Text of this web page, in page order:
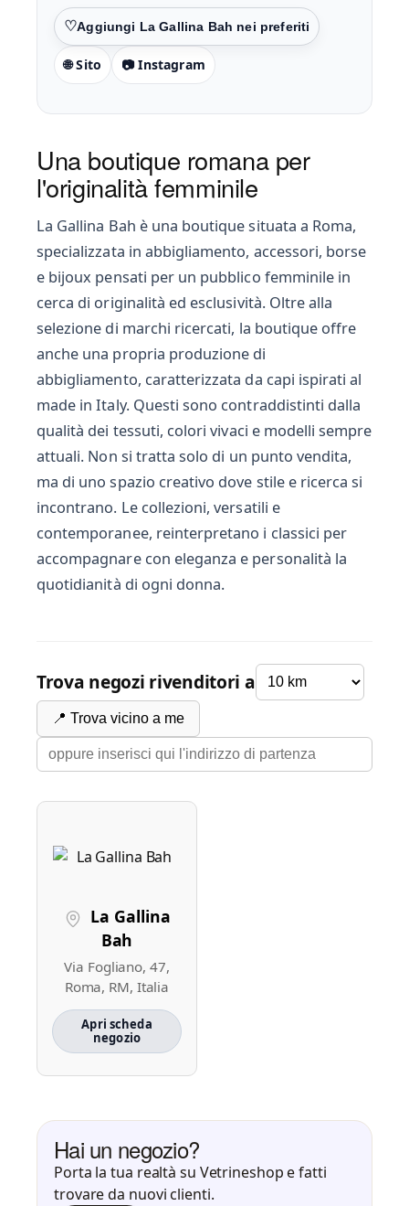
Preferiti
🌐 Sito 📷 Instagram
Una boutique romana per
l'originalità femminile
La Gallina Bah è una boutique situata a Roma,
specializzata in abbigliamento, accessori, borse
e bijoux pensati per un pubblico femminile in
cerca di originalità ed esclusività. Oltre alla
selezione di marchi ricercati, la boutique offre
anche una propria produzione di
abbigliamento, caratterizzata da capi ispirati al
made in Italy. Questi sono contraddistinti dalla
qualità dei tessuti, colori vivaci e modelli sempre
attuali. Non si tratta solo di un punto vendita,
ma di uno spazio creativo dove stile e ricerca si
incontrano. Le collezioni, versatili e
contemporanee, reinterpretano i classici per
accompagnare con eleganza e personalità la
quotidianità di ogni donna.
Trova negozi rivenditori a
📍 Trova vicino a me
La Gallina
Bah
Via Fogliano, 47,
Roma, RM, Italia
Apri scheda
negozio
Hai un negozio?
Porta la tua realtà su Vetrineshop e fatti
trovare da nuovi clienti.